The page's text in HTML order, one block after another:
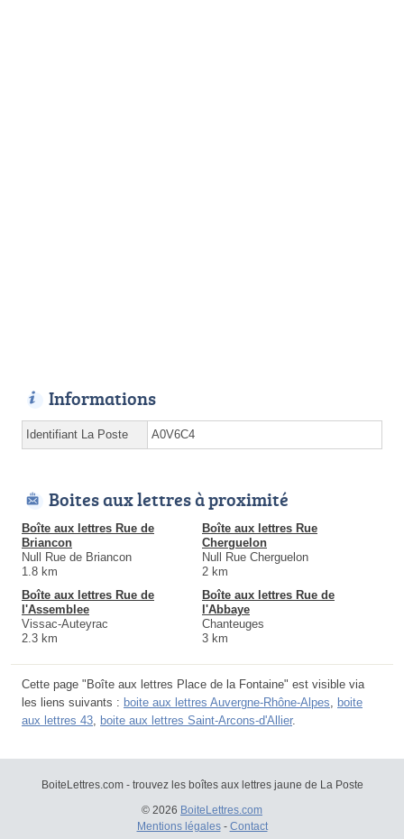
Informations
Identifiant La Poste A0V6C4
Boites aux lettres à proximité
Boîte aux lettres Rue de
Briancon
Null Rue de Briancon
1.8 km
Boîte aux lettres Rue
Cherguelon
Null Rue Cherguelon
2 km
Boîte aux lettres Rue de
l'Assemblee
Vissac-Auteyrac
2.3 km
Boîte aux lettres Rue de
l'Abbaye
Chanteuges
3 km
Cette page "Boîte aux lettres Place de la Fontaine" est visible via
les liens suivants : boite aux lettres Auvergne-Rhône-Alpes
boite
aux lettres 43 boite aux lettres Saint-Arcons-d'Allier.
BoiteLettres.com - trouvez les boîtes aux lettres jaune de La Poste
© 2026 BoiteLettres.com
Mentions légales- Contact